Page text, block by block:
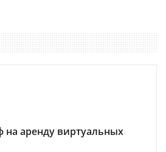
на аренду виртуальных